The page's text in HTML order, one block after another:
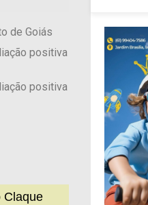
de Goiás
positiva
positiva
Claque